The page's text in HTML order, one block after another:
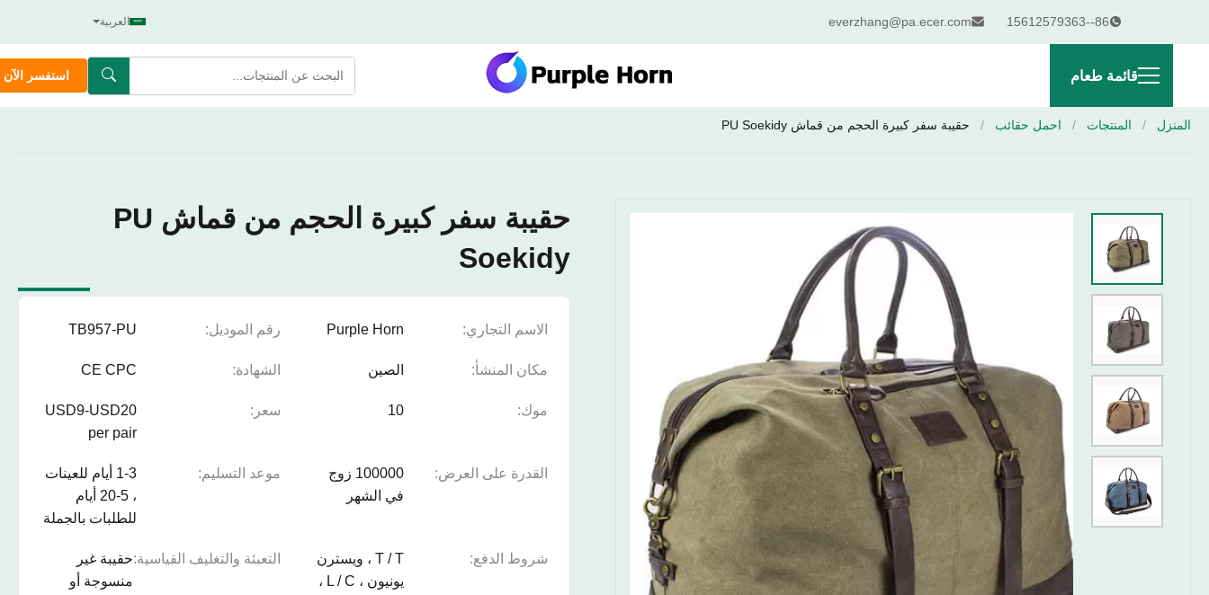
86--15612579363
everzhang@pa.ecer.com العربية
قائمة طعام استفسر الآن
المنزل / المنتجات / احمل حقائب / حقيبة سفر كبيرة الحجم من قماش PU Soekidy
حقيبة سفر كبيرة الحجم من قماش PU
Soekidy
الاسم التجاري: Purple Horn رقم الموديل: TB957-PU
مكان المنشأ: الصين الشهادة: CE CPC
موك: 10 سعر:
USD9-USD20
per pair
القدرة على العرض:
100000 زوج
في الشهر
موعد التسليم:
1-3 أيام للعينات
، 5-20 أيام
للطلبات بالجملة
شروط الدفع:
T / T ، ويسترن
يونيون ، L / C ،
التعبئة والتغليف القياسية:حقيبة غير
منسوجة أو